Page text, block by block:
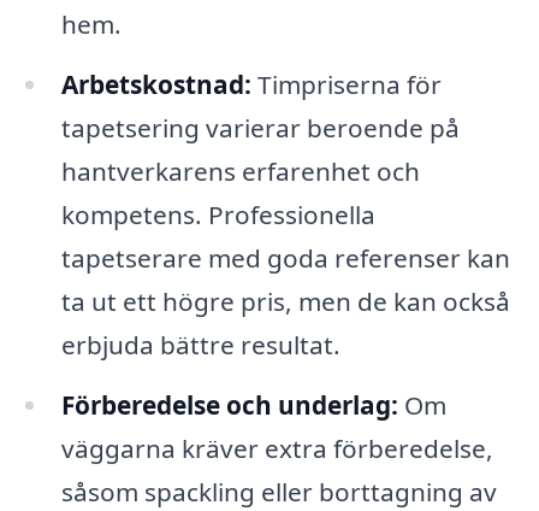
hem.
Arbetskostnad: Timpriserna för
tapetsering varierar beroende på
hantverkarens erfarenhet och
kompetens. Professionella
tapetserare med goda referenser kan
ta ut ett högre pris, men de kan också
erbjuda bättre resultat.
Förberedelse och underlag: Om
väggarna kräver extra förberedelse,
såsom spackling eller borttagning av